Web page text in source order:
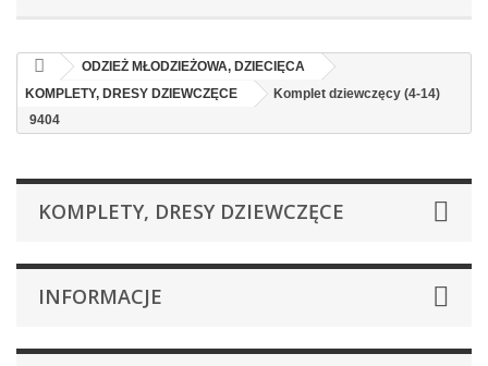
ODZIEŻ MŁODZIEŻOWA, DZIECIĘCA
KOMPLETY, DRESY DZIEWCZĘCE
Komplet dziewczęcy (4-14)
9404
KOMPLETY, DRESY DZIEWCZĘCE
INFORMACJE